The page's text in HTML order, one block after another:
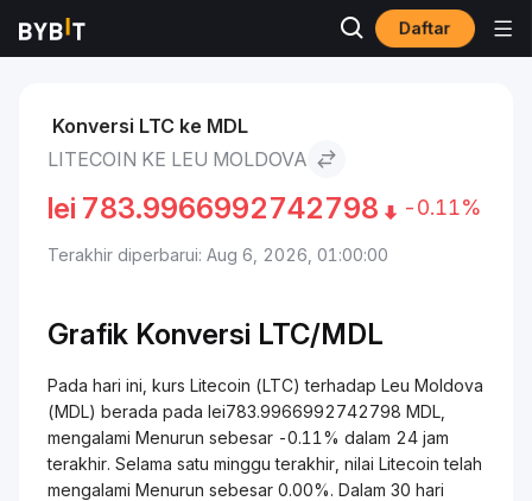
Daftar
Pasar Litecoin to Leu Moldova
Konversi LTC ke MDL
LITECOIN KE LEU MOLDOVA
lei 783.9966992742798 -0.11%
Terakhir diperbarui: Aug 6, 2026, 01:00:00
Grafik Konversi LTC/MDL
Pada hari ini, kurs Litecoin (LTC) terhadap Leu Moldova
(MDL) berada pada lei783.9966992742798 MDL,
mengalami Menurun sebesar -0.11% dalam 24 jam
terakhir. Selama satu minggu terakhir, nilai Litecoin telah
mengalami Menurun sebesar 0.00%. Dalam 30 hari